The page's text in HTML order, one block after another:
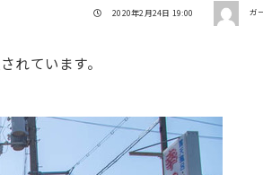
投稿日
2020年2月24日 19:00 著者 ガ
れています。